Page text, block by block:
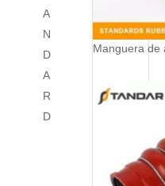
A
N
D
A
R
D